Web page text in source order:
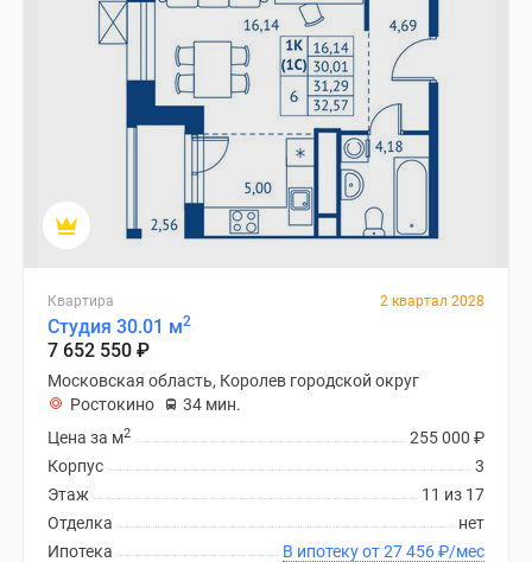
Квартира 2 квартал 2028
Студия 30.01 м2
7 652 550 ₽
Московская область, Королев городской округ
Ростокино
34 мин.
255 000 ₽
Цена за м2
3
Корпус
11 из 17
Этаж
нет
Отделка
В ипотеку от 27 456₽/мес
Ипотека